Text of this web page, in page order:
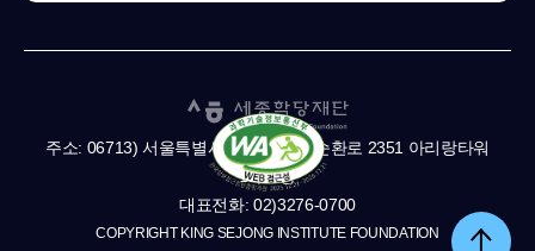
주소: 06713) 서울특별시 서초구 남부순환로 2351 아리랑타워
11,13층
대표전화: 02)3276-0700
COPYRIGHT KING SEJONG INSTITUTE FOUNDATION